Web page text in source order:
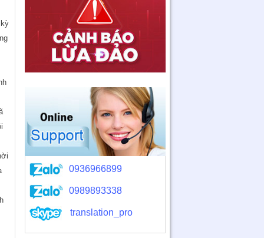
0936966899
0989893338
translation_pro